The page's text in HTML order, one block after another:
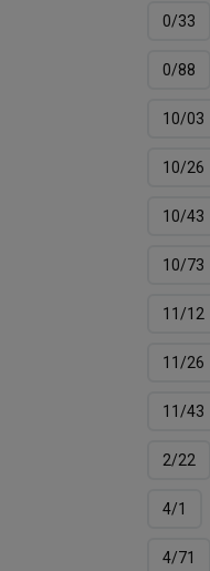
0/33
0/88
10/03
10/26
10/43
10/73
11/12
11/26
11/43
2/22
4/1
4/71